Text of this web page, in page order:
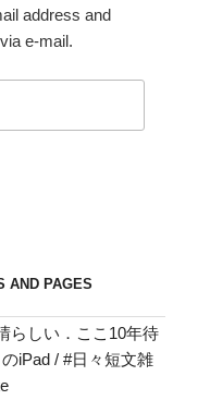
address and
e-mail.
AND PAGES
らしい．ここ10年待
iPad / #日々短文雑